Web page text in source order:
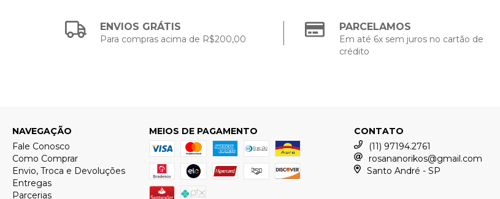
ENVIOS GRÁTIS
Para compras acima de R$200,00
PARCELAMOS
Em até 6x sem juros no cartão de
crédito
NAVEGAÇÃO
Fale Conosco
Como Comprar
Envio, Troca e Devoluções
Entregas
Parcerias
MEIOS DE PAGAMENTO
CONTATO
(11) 97194.2761
rosananorikos@gmail.com
Santo André - SP